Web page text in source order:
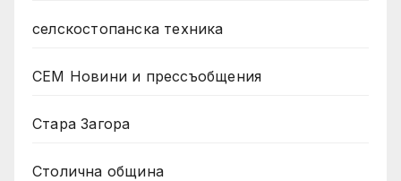
селскостопанска техника
СЕМ Новини и прессъобщения
Стара Загора
Столична община